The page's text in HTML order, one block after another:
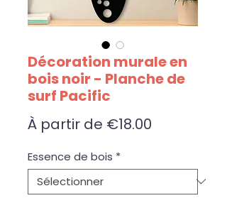
Décoration murale en
bois noir - Planche de
surf Pacific
À partir de €18.00
Essence de bois *